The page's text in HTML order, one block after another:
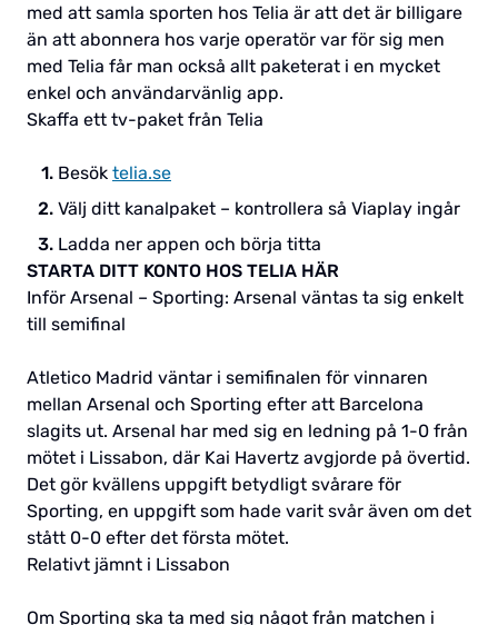
med att samla sporten hos Telia är att det är billigare
än att abonnera hos varje operatör var för sig men
med Telia får man också allt paketerat i en mycket
enkel och användarvänlig app.
Skaffa ett tv-paket från Telia
Besök telia.se
Välj ditt kanalpaket – kontrollera så Viaplay ingår
Ladda ner appen och börja titta
STARTA DITT KONTO HOS TELIA HÄR
Inför Arsenal – Sporting: Arsenal väntas ta sig enkelt
till semifinal
Atletico Madrid väntar i semifinalen för vinnaren
mellan Arsenal och Sporting efter att Barcelona
slagits ut. Arsenal har med sig en ledning på 1-0 från
mötet i Lissabon, där Kai Havertz avgjorde på övertid.
Det gör kvällens uppgift betydligt svårare för
Sporting, en uppgift som hade varit svår även om det
stått 0-0 efter det första mötet.
Relativt jämnt i Lissabon
Om Sporting ska ta med sig något från matchen i